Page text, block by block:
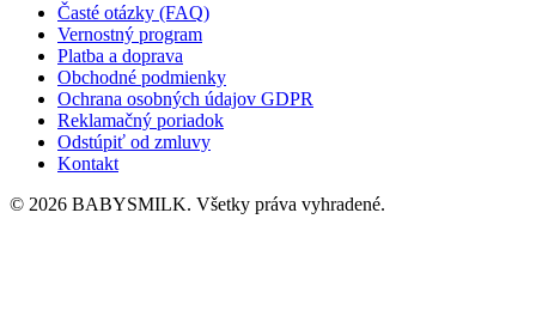
Časté otázky (FAQ)
Vernostný program
Platba a doprava
Obchodné podmienky
Ochrana osobných údajov GDPR
Reklamačný poriadok
Odstúpiť od zmluvy
Kontakt
© 2026 BABYSMILK. Všetky práva vyhradené.